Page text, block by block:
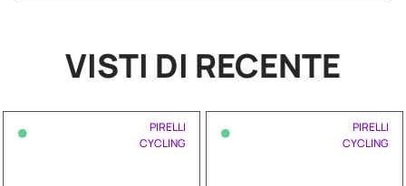
VISTI DI RECENTE
•
PIRELLI
CYCLING
•
PIRELLI
CYCLING